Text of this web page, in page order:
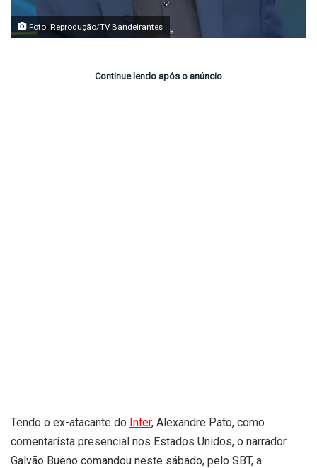
Foto: Reprodução/TV Bandeirantes
Continue lendo após o anúncio
Tendo o ex-atacante do Inter, Alexandre Pato, como
comentarista presencial nos Estados Unidos, o narrador
Galvão Bueno comandou neste sábado, pelo SBT, a